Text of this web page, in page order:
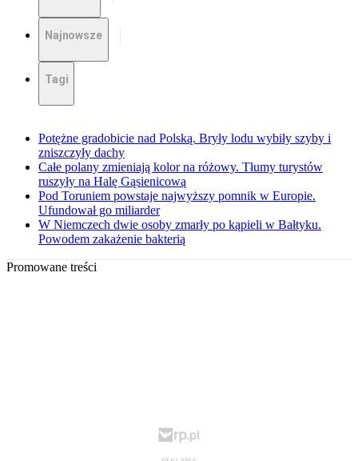
Najnowsze
Tagi
Potężne gradobicie nad Polską. Bryły lodu wybiły szyby i
zniszczyły dachy
Całe polany zmieniają kolor na różowy. Tłumy turystów
ruszyły na Halę Gąsienicową
Pod Toruniem powstaje najwyższy pomnik w Europie.
Ufundował go miliarder
W Niemczech dwie osoby zmarły po kąpieli w Bałtyku.
Powodem zakażenie bakterią
Promowane treści